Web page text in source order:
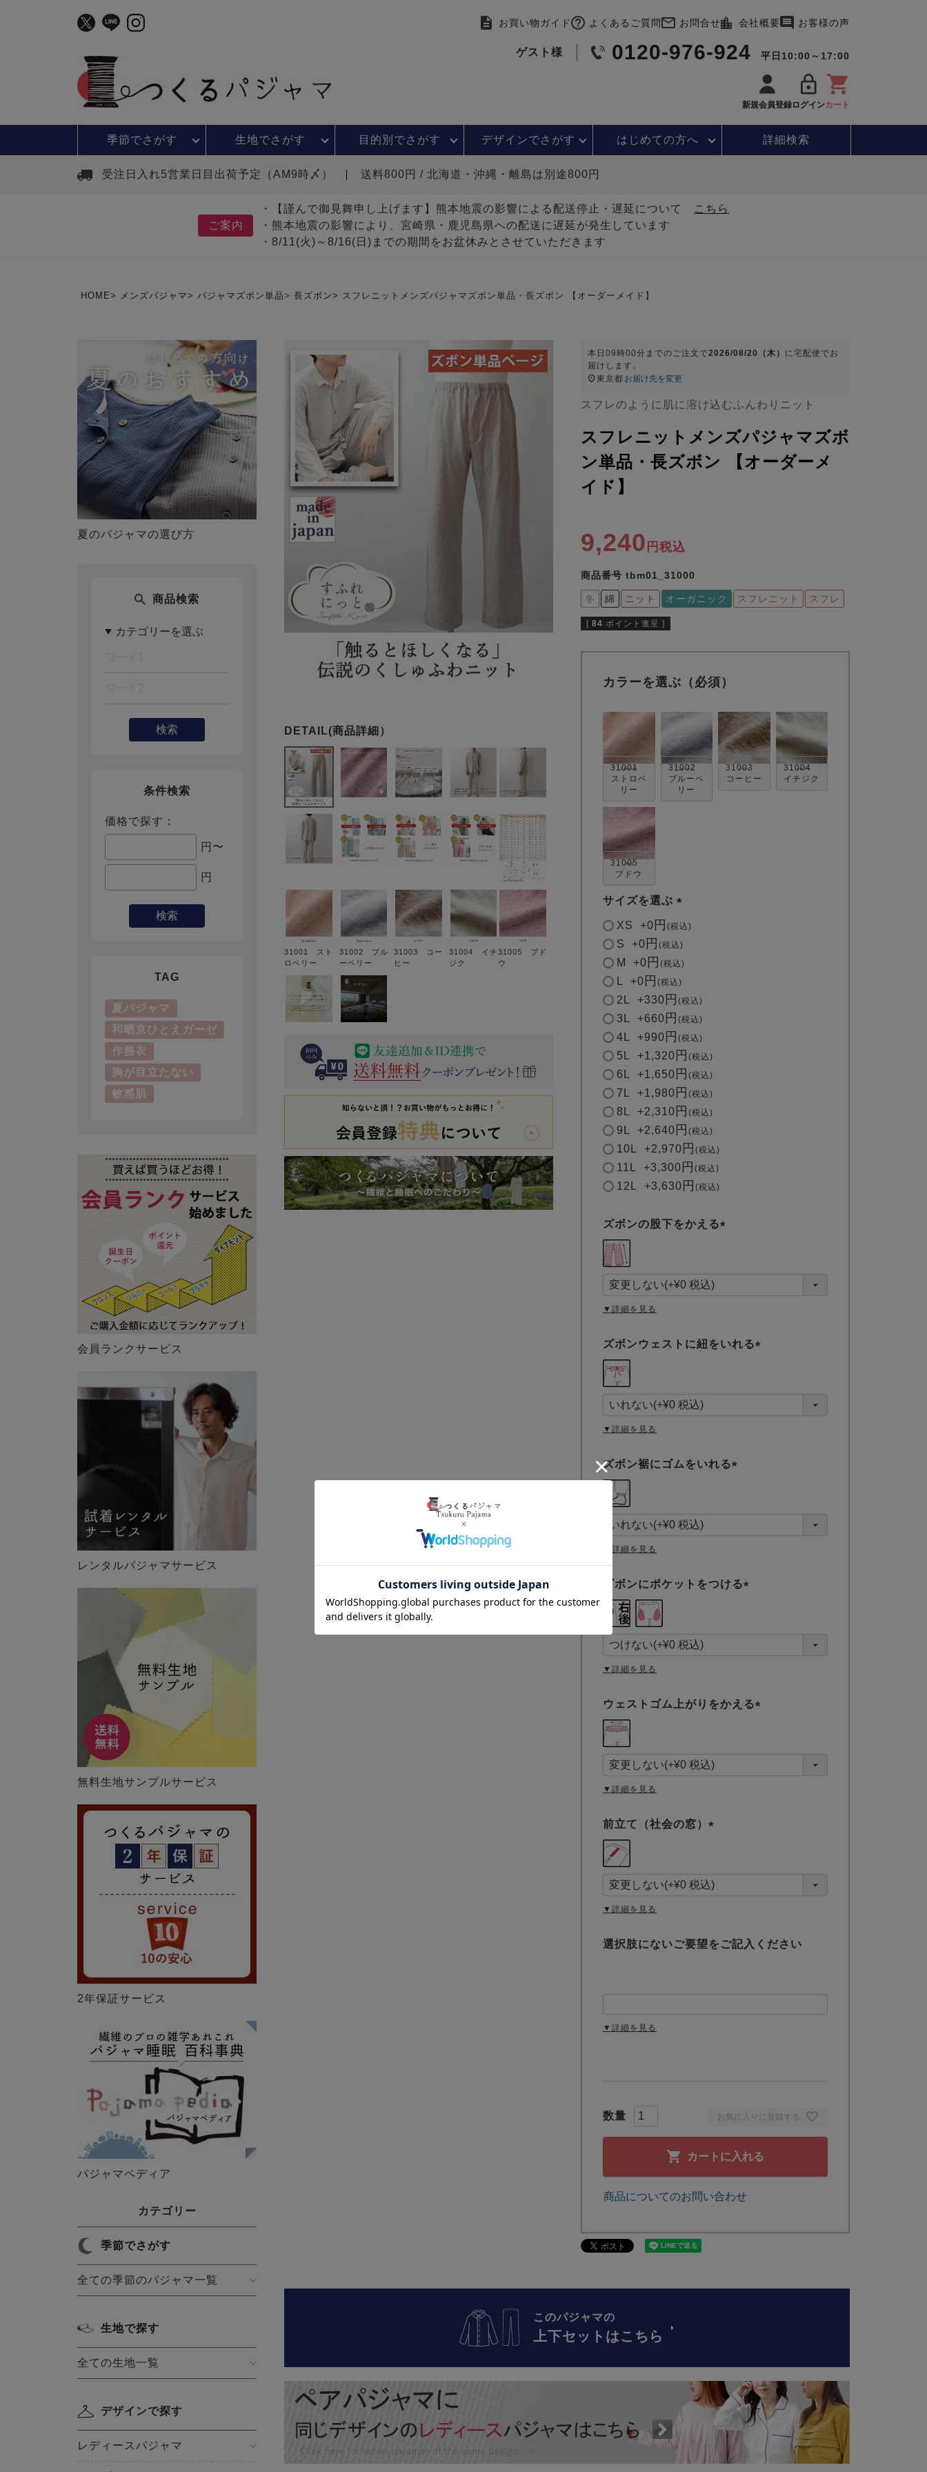
お買い物ガイド よくあるご質問 お問合せ 会社概要 お客様の声
ゲスト様 0120-976-924 平日10:00～17:00
新規会員登録ログインカート
季節でさがす 生地でさがす 目的別でさがす デザインでさがす はじめての方へ 詳細検索
受注日入れ5営業日目出荷予定（AM9時〆） 送料800円 / 北海道・沖縄・離島は別途800円
ご案内
・【謹んで御見舞申し上げます】熊本地震の影響による配送停止・遅延について
こちら
・熊本地震の影響により、宮崎県・鹿児島県への配送に遅延が発生しています
・8/11(火)～8/16(日)までの期間をお盆休みとさせていただきます
HOME メンズパジャマ パジャマズボン単品 長ズボン スフレニットメンズパジャマズボン単品・長ズボン 【オーダーメイド】
夏のパジャマの選び方
商品検索
検索
条件検索
価格で探す：
円〜
円
検索
TAG
夏パジャマ
和晒京ひとえガーゼ
作務衣
胸が目立たない
敏感肌
会員ランクサービス
レンタルパジャマサービス
無料生地サンプルサービス
2年保証サービス
パジャマペディア
カテゴリー
季節でさがす
全ての季節のパジャマ一覧
生地で探す
全ての生地一覧
デザインで探す
レディースパジャマ
31001 スト
ロベリー
31002 ブル
ーベリー
31003 コー
ヒー
31004 イチ
ジク
31005 ブド
ウ
本日 09時00分 までのご注文で2026/08/20（木） に宅配便 でお
届けします。
東京都 お届け先を変更
スフレのように肌に溶け込むふんわりニット
スフレニットメンズパジャマズボ
ン単品・長ズボン 【オーダーメ
イド】
9,240 税込
商品番号 tbm01_31000
冬 綿 ニット オーガニック スフレニット スフレ
[ 84 ポイント進呈 ]
カラーを選ぶ（必須）
31001
ストロベ
リー
31002
ブルーベ
リー
31003
コーヒー
31004
イチジク
31005
ブドウ
お気に入りに登録する
カートに入れる
サイズを選ぶ
(
)
XS +0 税込
S +0 税込
M +0 税込
+0 税込
2L +330 税込
3L +660 税込
4L +990 税込
5L +1,320 税込
6L +1,650 税込
7L +1,980 税込
8L +2,310 税込
9L +2,640 税込
10L +2,970 税込
11L +3,300 税込
12L +3,630 税込
ズボンの股下をかえる
須
)
▼詳細を見る
ズボンウェストに紐をいれる
須
)
▼詳細を見る
ズボン裾にゴムをいれる
須
)
▼詳細を見る
ズボンにポケットをつける
須
)
▼詳細を見る
ウェストゴム上がりをかえる
須
)
▼詳細を見る
前立て（社会の窓）
須
)
▼詳細を見る
選択肢にないご要望をご記入ください
▼詳細を見る
商品についてのお問い合わせ
このパジャマの
上下セットはこちら